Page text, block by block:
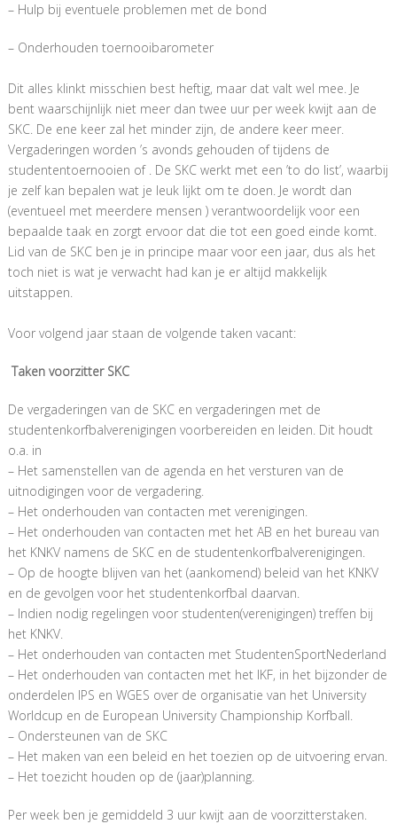
– Hulp bij eventuele problemen met de bond
– Onderhouden toernooibarometer
Dit alles klinkt misschien best heftig, maar dat valt wel mee. Je
bent waarschijnlijk niet meer dan twee uur per week kwijt aan de
SKC. De ene keer zal het minder zijn, de andere keer meer.
Vergaderingen worden ’s avonds gehouden of tijdens de
studententoernooien of . De SKC werkt met een ’to do list’, waarbij
je zelf kan bepalen wat je leuk lijkt om te doen. Je wordt dan
(eventueel met meerdere mensen ) verantwoordelijk voor een
bepaalde taak en zorgt ervoor dat die tot een goed einde komt.
Lid van de SKC ben je in principe maar voor een jaar, dus als het
toch niet is wat je verwacht had kan je er altijd makkelijk
uitstappen.
Voor volgend jaar staan de volgende taken vacant:
Taken voorzitter SKC
De vergaderingen van de SKC en vergaderingen met de
studentenkorfbalverenigingen voorbereiden en leiden. Dit houdt
o.a. in
– Het samenstellen van de agenda en het versturen van de
uitnodigingen voor de vergadering.
– Het onderhouden van contacten met verenigingen.
– Het onderhouden van contacten met het AB en het bureau van
het KNKV namens de SKC en de studentenkorfbalverenigingen.
– Op de hoogte blijven van het (aankomend) beleid van het KNKV
en de gevolgen voor het studentenkorfbal daarvan.
– Indien nodig regelingen voor studenten(verenigingen) treffen bij
het KNKV.
– Het onderhouden van contacten met StudentenSportNederland
– Het onderhouden van contacten met het IKF, in het bijzonder de
onderdelen IPS en WGES over de organisatie van het University
Worldcup en de European University Championship Korfball.
– Ondersteunen van de SKC
– Het maken van een beleid en het toezien op de uitvoering ervan.
– Het toezicht houden op de (jaar)planning.
Per week ben je gemiddeld 3 uur kwijt aan de voorzitterstaken.